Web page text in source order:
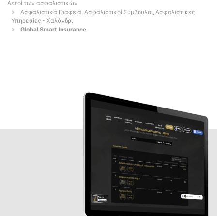
Αετοί των ασφαλιστικών
Ασφαλιστικά Γραφεία, Ασφαλιστικοί Σύμβουλοι, Ασφαλιστικές
Υπηρεσίες - Χαλάνδρι
Global Smart Insurance